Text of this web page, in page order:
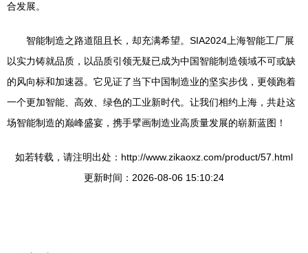
合发展。
智能制造之路道阻且长，却充满希望。SIA2024上海智能工厂展
以实力铸就品质，以品质引领无疑已成为中国智能制造领域不可或缺
的风向标和加速器。它见证了当下中国制造业的坚实步伐，更领跑着
一个更加智能、高效、绿色的工业新时代。让我们相约上海，共赴这
场智能制造的巅峰盛宴，携手擘画制造业高质量发展的崭新蓝图！
如若转载，请注明出处：http://www.zikaoxz.com/product/57.html
更新时间：2026-08-06 15:10:24